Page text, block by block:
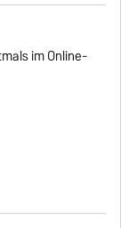
im Online-